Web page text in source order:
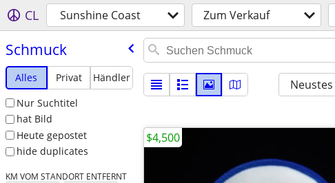
CL Sunshine Coast Zum Verkauf
Schmuck
Alles Privat
Händler
Nur Suchtitel
hat Bild
Heute gepostet
hide duplicates
KM VOM STANDORT ENTFERNT
Neustes
$4,500